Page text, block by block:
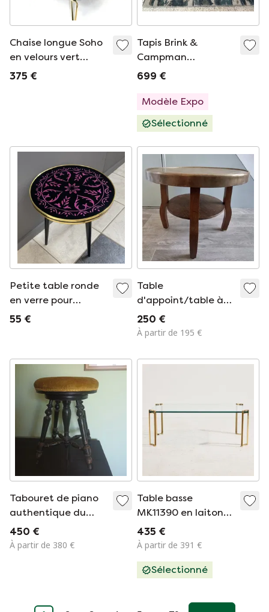
Chaise longue Soho
en velours vert
tortue
375 €
Tapis Brink &
Campman
Harlequin Takara
699 €
Modèle Expo
Sélectionné
Petite table ronde
en verre pour
plantes, années
55 €
Table
d'appoint/table à
fumer Art Déco
ancienne
250 €
À partir de 195 €
Tabouret de piano
authentique du
XIXe siècle –
Boiseries et velours
450 €
À partir de 380 €
Table basse
MK11390 en laiton
et verre
435 €
À partir de 391 €
Sélectionné